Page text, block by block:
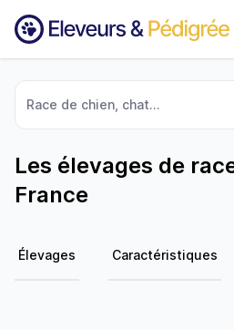
Race de chien, chat...
Les élevages de
France
Élevages Caractéristiques